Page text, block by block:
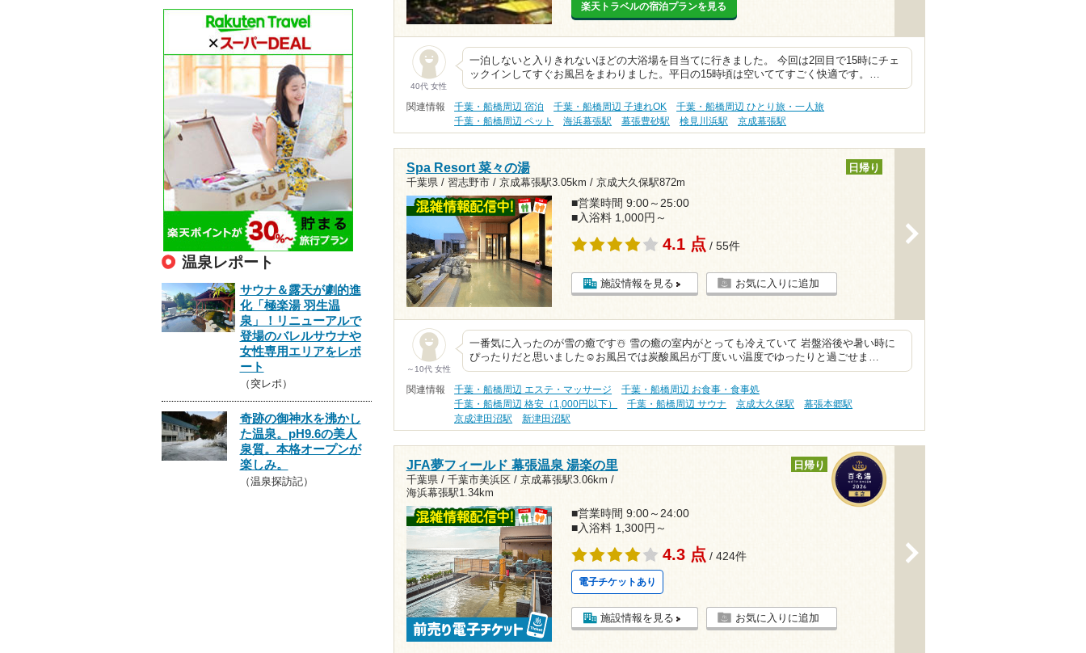
楽天トラベルの宿泊プランを見る
40代 女性
一泊しないと入りきれないほどの大浴場を目当てに行きました。 今回は2回目で15時にチェ
ックインしてすぐお風呂をまわりました。平日の15時頃は空いててすごく快適です。…
関連情報 千葉・船橋周辺 宿泊 千葉・船橋周辺 子連れOK
千葉・船橋周辺 ひとり旅・一人旅
千葉・船橋周辺 ペット
海浜幕張駅 幕張豊砂駅 検見川浜駅 京成幕張駅
Spa Resort 菜々の湯
千葉県 / 習志野市 / 京成幕張駅3.05km / 京成大久保駅872m
日帰り
■営業時間 9:00～25:00
■入浴料 1,000円～
4.1 点 / 55件
施設情報を見る お気に入りに追加
～10代 女性
一番気に入ったのが雪の癒です☃️ 雪の癒の室内がとっても冷えていて 岩盤浴後や暑い時に
ぴったりだと思いました☺️お風呂では炭酸風呂が丁度いい温度でゆったりと過ごせま…
関連情報 千葉・船橋周辺 エステ・マッサージ
千葉・船橋周辺 お食事・食事処
千葉・船橋周辺 格安（1,000円以下）
千葉・船橋周辺 サウナ 京成大久保駅
幕張本郷駅
京成津田沼駅
新津田沼駅
JFA夢フィールド 幕張温泉 湯楽の里
千葉県 / 千葉市美浜区 / 京成幕張駅3.06km /
海浜幕張駅1.34km
日帰り
■営業時間 9:00～24:00
■入浴料 1,300円～
4.3 点 / 424件
電子チケットあり
施設情報を見る お気に入りに追加
温泉レポート
サウナ＆露天が劇的進
化「極楽湯 羽生温
泉」！リニューアルで
登場のバレルサウナや
女性専用エリアをレポ
ート
（突レポ）
奇跡の御神水を沸かし
た温泉。pH9.6の美人
泉質。本格オープンが
楽しみ。
（温泉探訪記）